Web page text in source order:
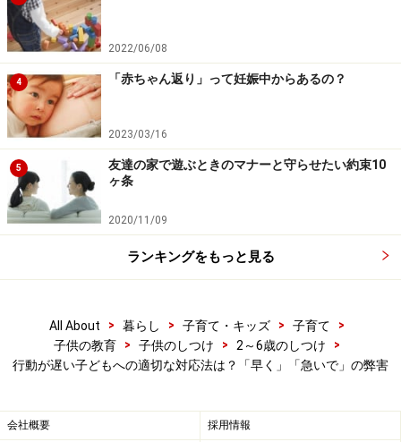
このように、「早く」「急いで」という言葉は多くの弊
害があるのですが、実生活で子どもの行動が遅いと、小
学校や幼稚園に遅刻する、約束の時間に間に合わない、
ダラダラといつまでも作業が終わらないなど、支障も出
てきます。そのため親としては言わずにおられないこと
もあるでしょう。
では次に、どのように伝えればよいのか説明します。
のステップ
■ステップ1、早くしなければならない理由を一緒に言う
くしなければならないか、その理由も一緒に説明しなが
ら、言いましょう。
2022/06/08
4 「赤ちゃん返り」って妊娠中からあるの？
2023/03/16
5
友達の家で遊ぶときのマナーと守らせたい約束10
ヶ条
2020/11/09
ランキングをもっと見る
All About > 暮らし > 子育て・キッズ > 子育て
>
子供の教育
> 子供のしつけ > 2～6歳のしつけ
>
行動が遅い子どもへの適切な対応法は？「早く」「急いで」の弊害
会社概要 採用情報